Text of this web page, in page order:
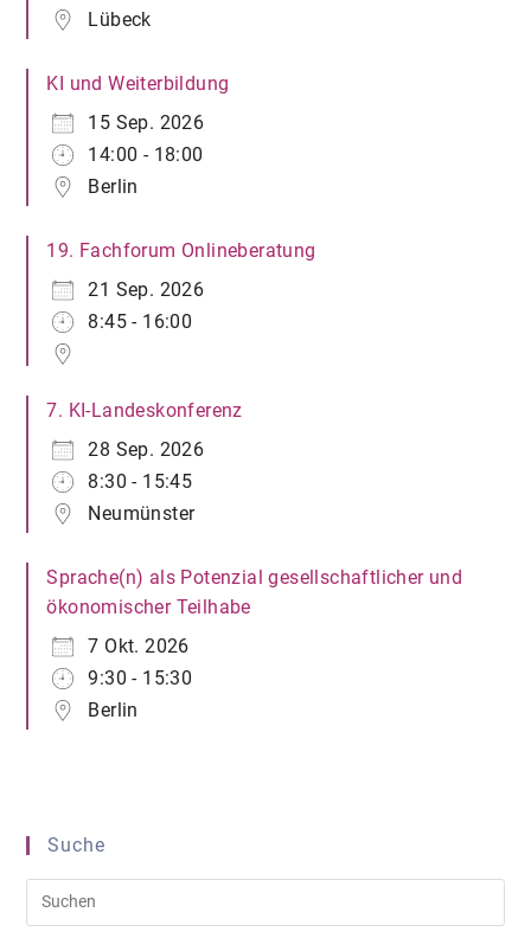
Lübeck
KI und Weiterbildung
15 Sep. 2026
14:00 - 18:00
Berlin
19. Fachforum Onlineberatung
21 Sep. 2026
8:45 - 16:00
7. KI-Landeskonferenz
28 Sep. 2026
8:30 - 15:45
Neumünster
Sprache(n) als Potenzial gesellschaftlicher und
ökonomischer Teilhabe
7 Okt. 2026
9:30 - 15:30
Berlin
Suche